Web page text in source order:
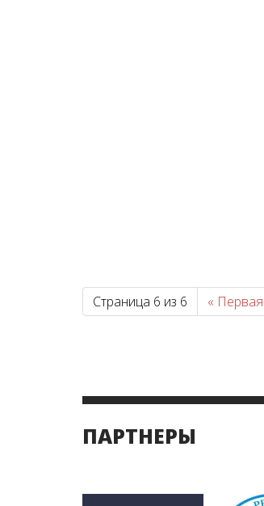
Страница 6 из 6 « Первая
ПАРТНЕРЫ